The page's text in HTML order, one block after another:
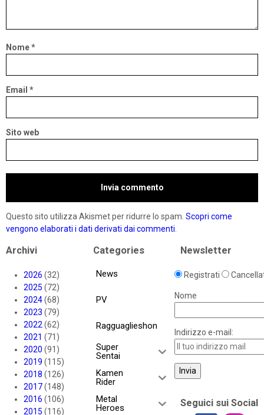
Nome*
Email *
Sito web
Questo sito utilizza Akismet per ridurre lo spam. Scopri come
vengono elaborati i dati derivati dai commenti.
Archivi
2026 (32)
2025 (72)
2024(68)
2023 (79)
2022(62)
2021 (71)
2020 (91)
2019 (115)
2018 (126)
2017(148)
2016 (106)
2015 (116)
Categories
News
PV
Ragguaglieshon
Super
Sentai
Kamen
Rider
Metal
Heroes
Newsletter
Registrati
Nome
Indirizzo e-mail:
Seguici sui Social